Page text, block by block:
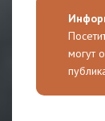
могут